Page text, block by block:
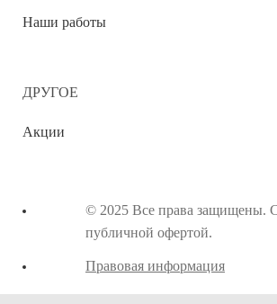
Наши работы
ДРУГОЕ
Акции
© 2025 Все права защищены.
публичной офертой.
Правовая информация